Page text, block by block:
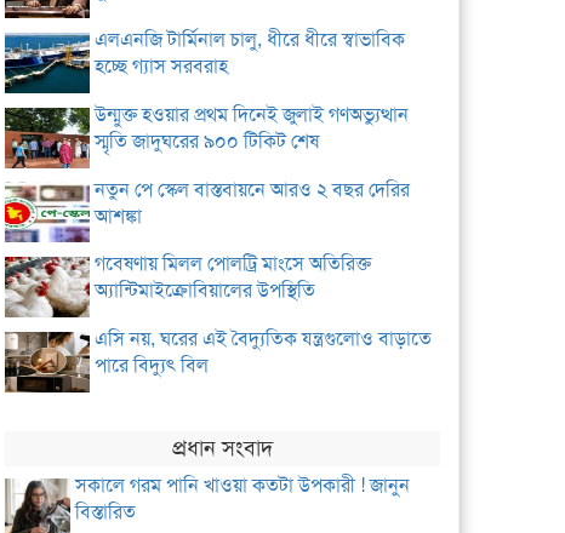
এলএনজি টার্মিনাল চালু, ধীরে ধীরে স্বাভাবিক
হচ্ছে গ্যাস সরবরাহ
উন্মুক্ত হওয়ার প্রথম দিনেই জুলাই গণঅভ্যুত্থান
স্মৃতি জাদুঘরের ৯০০ টিকিট শেষ
নতুন পে স্কেল বাস্তবায়নে আরও ২ বছর দেরির
আশঙ্কা
গবেষণায় মিলল পোলট্রি মাংসে অতিরিক্ত
অ্যান্টিমাইক্রোবিয়ালের উপস্থিতি
এসি নয়, ঘরের এই বৈদ্যুতিক যন্ত্রগুলোও বাড়াতে
পারে বিদ্যুৎ বিল
প্রধান সংবাদ
সকালে গরম পানি খাওয়া কতটা উপকারী ! জানুন
বিস্তারিত